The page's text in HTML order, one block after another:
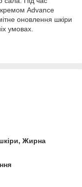
кремом Advance
оновлення шкіри
умовах.
Жирна